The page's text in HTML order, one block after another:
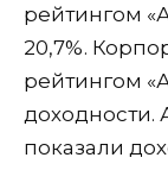
рейтингом
20,7%.
рейтингом
доходности.
показали